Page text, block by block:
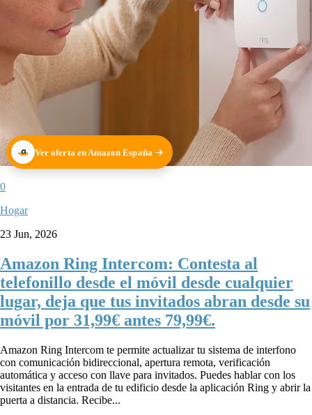
Ver oferta en Amazon España
0
Hogar
23 Jun, 2026
Amazon Ring Intercom: Contesta al
telefonillo desde el móvil desde cualquier
lugar, deja que tus invitados abran desde su
móvil por 31,99€ antes 79,99€.
Amazon Ring Intercom te permite actualizar tu sistema de interfono
con comunicación bidireccional, apertura remota, verificación
automática y acceso con llave para invitados. Puedes hablar con los
visitantes en la entrada de tu edificio desde la aplicación Ring y abrir la
puerta a distancia. Recibe...